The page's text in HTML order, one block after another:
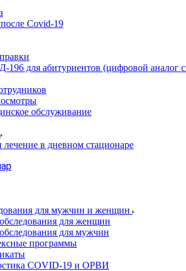
Covid-19
для абитуриентов (цифровой аналог
обслуживание
лечение в дневном стационаре
для мужчин и женщин
для женщин
для мужчин
программы
COVID-19 и ОРВИ